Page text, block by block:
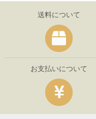
送料について
お支払いについて